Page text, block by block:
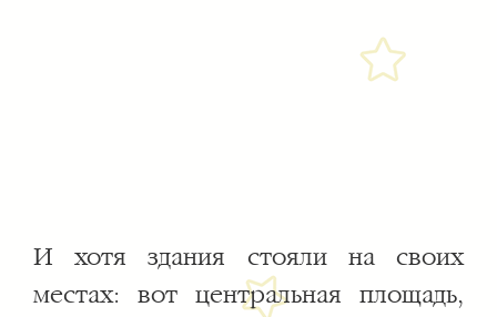
И хотя здания стояли на своих
местах: вот центральная площадь,